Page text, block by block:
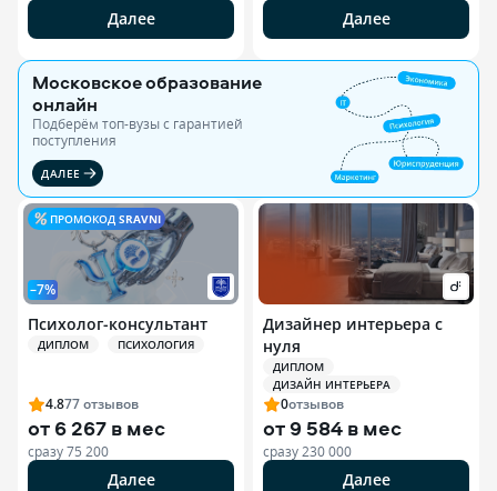
Далее Далее
Московское образование
онлайн
Подберём топ-вузы c гарантией
поступления
ДАЛЕЕ
ПРОМОКОД SRAVNI
–7%
Психолог-консультант
ДИПЛОМ ПСИХОЛОГИЯ
4.877отзывов
от 6 267 в мес
сразу75 200
Далее
Дизайнер интерьера с
нуля
ДИПЛОМ
ДИЗАЙН ИНТЕРЬЕРА
0отзывов
от9 584 в мес
сразу 230 000
Далее